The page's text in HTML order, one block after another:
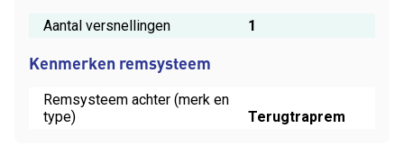
Aantal versnellingen 1
Kenmerken remsysteem
Remsysteem achter (merk en
type)
Terugtraprem